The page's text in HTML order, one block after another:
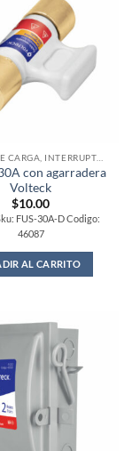
con agarradera
Volteck
$10.00
FUS-30A-D Codigo:
46087
AL CARRITO